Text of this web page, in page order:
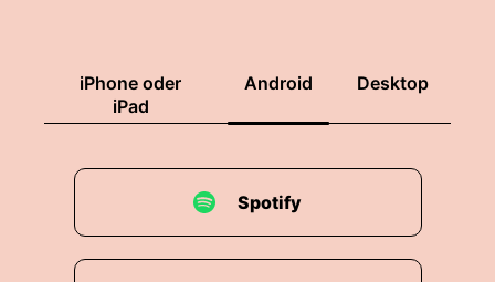
iPhone oder
iPad
Android Desktop
Spotify